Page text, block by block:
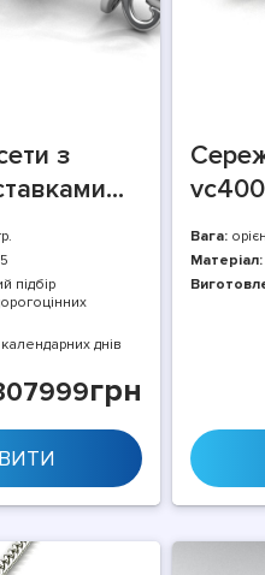
з
підбір
днів
грн
Вага:
Матеріал: